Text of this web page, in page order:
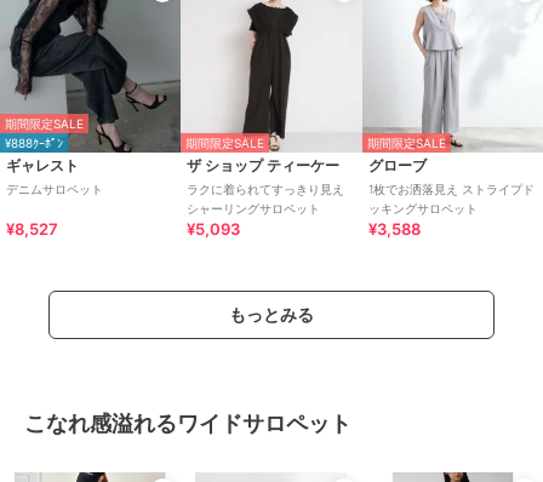
期間限定SALE
¥888ｸｰﾎﾟﾝ
ギャレスト
デニムサロペット
¥8,527
期間限定SALE
ザ ショップ ティーケー
ラクに着られてすっきり見え
シャーリングサロペット
¥5,093
期間限定SALE
グローブ
1枚でお洒落見え ストライプド
ッキングサロペット
¥3,588
もっとみる
こなれ感溢れるワイドサロペット